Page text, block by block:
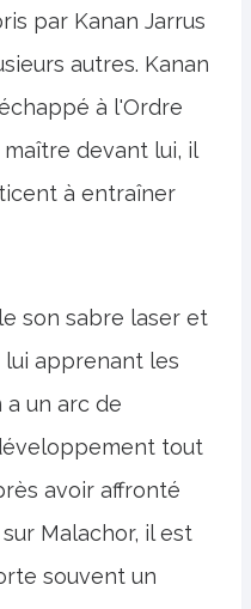
par Kanan Jarrus
autres. Kanan
à l'Ordre
devant lui, il
à entraîner
son sabre laser et
apprenant les
a un arc de
tout
avoir affronté
Malachor, il est
souvent un